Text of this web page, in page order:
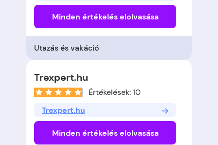
Minden értékelés elolvasása
Utazás és vakáció
Trexpert.hu
Értékelések: 10
Trexpert.hu
Minden értékelés elolvasása